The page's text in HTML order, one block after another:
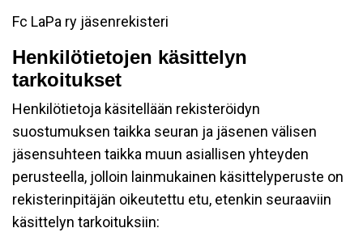
Fc LaPa ry jäsenrekisteri
Henkilötietojen käsittelyn
tarkoitukset
Henkilötietoja käsitellään rekisteröidyn
suostumuksen taikka seuran ja jäsenen välisen
jäsensuhteen taikka muun asiallisen yhteyden
perusteella, jolloin lainmukainen käsittelyperuste on
rekisterinpitäjän oikeutettu etu, etenkin seuraaviin
käsittelyn tarkoituksiin: